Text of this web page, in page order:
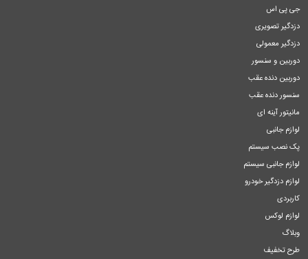
جی پی اس
دزدگیر تصویری
دزدگیر معمولی
دوربین و سنسور
دوربین دنده عقب
سنسور دنده عقب
مانیتور آینه ای
لوازم جانبی
پک نصب سیستم
لوازم جانبی سیستم
لوازم دزدگیر خودرو
کاربردی
لوازم لوکس
وبلاگ
طرح تخفیف